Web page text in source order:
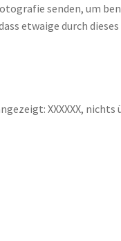
senden, um
etwaige durch
XXXXXX,